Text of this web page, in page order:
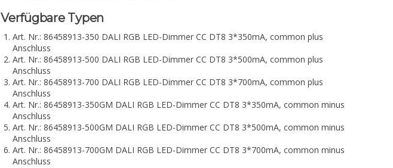
Verfügbare Typen
Art. Nr.: 86458913-350 DALI RGB LED-Dimmer CC DT8 3*350mA, common plus
Anschluss
Art. Nr.: 86458913-500 DALI RGB LED-Dimmer CC DT8 3*500mA, common plus
Anschluss
Art. Nr.: 86458913-700 DALI RGB LED-Dimmer CC DT8 3*700mA, common plus
Anschluss
Art. Nr.: 86458913-350GM DALI RGB LED-Dimmer CC DT8 3*350mA, common minus
Anschluss
Art. Nr.: 86458913-500GM DALI RGB LED-Dimmer CC DT8 3*500mA, common minus
Anschluss
Art. Nr.: 86458913-700GM DALI RGB LED-Dimmer CC DT8 3*700mA, common minus
Anschluss